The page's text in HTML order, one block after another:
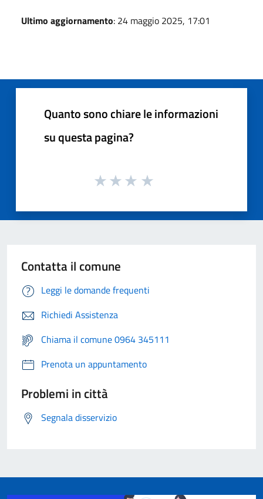
Ultimo aggiornamento: 24 maggio 2025, 17:01
Quanto sono chiare le informazioni
su questa pagina?
Contatta il comune
Leggi le domande frequenti
Richiedi Assistenza
Chiama il comune 0964 345111
Prenota un appuntamento
Problemi in città
Segnala disservizio